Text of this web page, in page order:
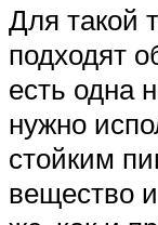
Для такой
подходят
есть одна
нужно
стойким
вещество